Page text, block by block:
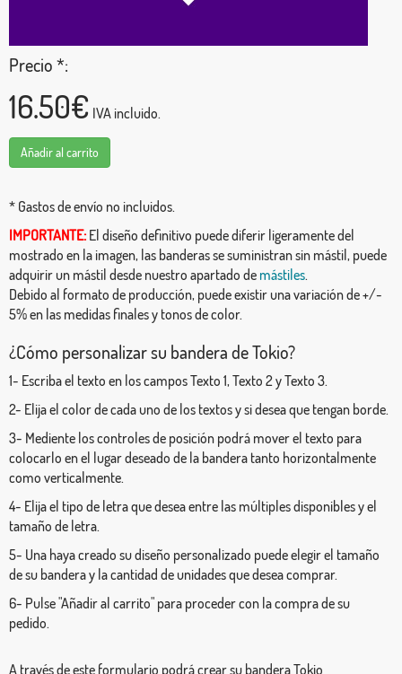
Precio *:
16.50€ IVA incluido.
Añadir al carrito
* Gastos de envío no incluidos.
IMPORTANTE: El diseño definitivo puede diferir ligeramente del
mostrado en la imagen, las banderas se suministran sin mástil, puede
adquirir un mástil desde nuestro apartado de mástiles.
Debido al formato de producción, puede existir una variación de +/-
5% en las medidas finales y tonos de color.
¿Cómo personalizar su bandera de Tokio?
1- Escriba el texto en los campos Texto 1, Texto 2 y Texto 3.
2- Elija el color de cada uno de los textos y si desea que tengan borde.
3- Mediente los controles de posición podrá mover el texto para
colocarlo en el lugar deseado de la bandera tanto horizontalmente
como verticalmente.
4- Elija el tipo de letra que desea entre las múltiples disponibles y el
tamaño de letra.
5- Una haya creado su diseño personalizado puede elegir el tamaño
de su bandera y la cantidad de unidades que desea comprar.
6- Pulse "Añadir al carrito" para proceder con la compra de su
pedido.
A través de este formulario podrá crear su bandera Tokio